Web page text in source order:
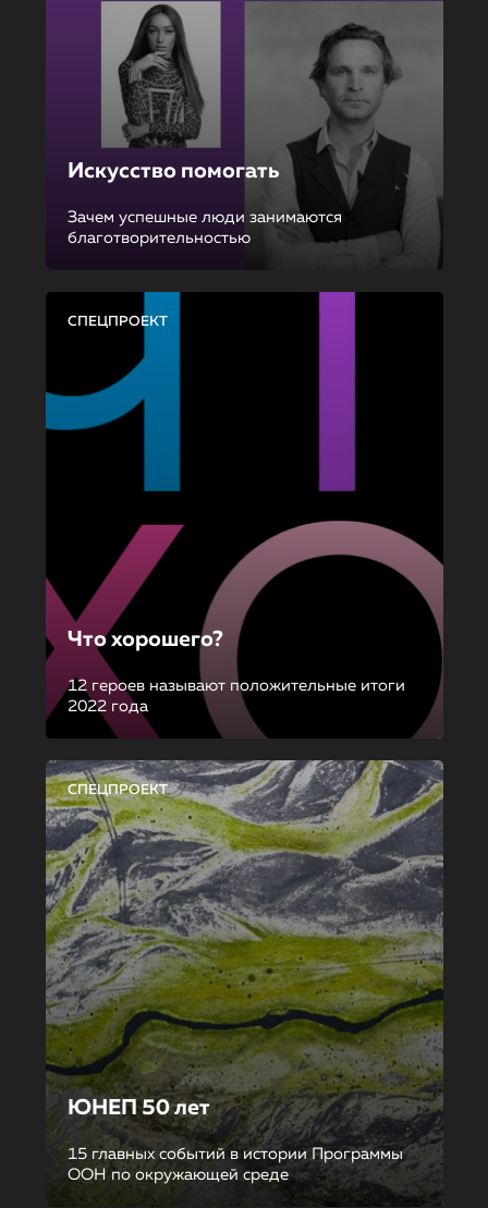
Искусство помогать
Зачем успешные люди занимаются
благотворительностью
СПЕЦПРОЕКТ
Что хорошего?
12 героев называют положительные итоги
2022 года
СПЕЦПРОЕКТ
ЮНЕП 50 лет
15 главных событий в истории Программы
ООН по окружающей среде